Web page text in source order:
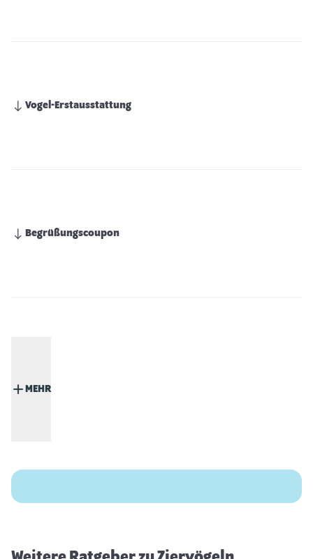
Vogel-Erstausstattung
Begrüßungscoupon
MEHR